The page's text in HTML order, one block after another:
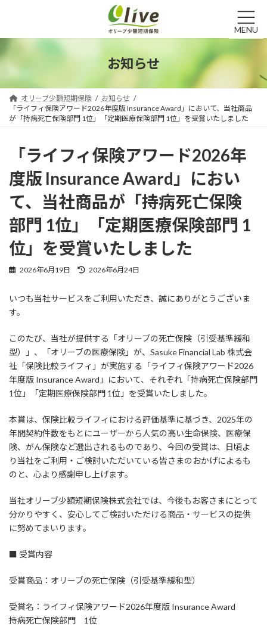
ン
ツ
キ
ー
シ
に
お知らせ
オリーブ少額短期保険
お知らせ
「ライフィ保険アワード2026年度版 Insurance Award」において、当社商品
が「持病死亡保険部門 1位」「定期医療保険部門 1位」を受賞いたしました
「ライフィ保険アワード2026年
度版 Insurance Award」におい
て、当社商品が「持病死亡保険
部門 1位」「定期医療保険部門 1
位」を受賞いたしました
2026年6月19日
最
新
:
2026年6月24日
いつも当社サービスをご利用いただき、誠にありがとうございま
す。
このたび、当社が提供する「オリーブの死亡保険（引受基準緩和
型）」、「オリーブの医療保険」が、Sasuke Financial Lab 株式会
社「保険比較ライフィ」が実施する「ライフィ保険アワード2026
年度版 Insurance Award」において、それぞれ「持病死亡保険部門
1位」「定期医療保険部門 1位」を受賞いたしました。
本賞は、保険比較ライフィにおける評価基準に基づき、2025年の
年間契約件数をもとにユーザーから人気の高い生命保険、医療保
険、がん保険など選出されるものであり、今回の受賞は、日頃よ
り当社をご利用・ご検討いただいている皆さまのおかげによるも
のと、心より感謝申し上げます。
当社オリーブ少額短期保険株式会社では、今後もお客さまにとって
分かりやすく、安心してご検討いただける商品・サービスの提供
に努めてまいります。
■ 受賞内容
受賞商品：オリーブの死亡保険（引受基準緩和型）
受賞名：ライフィ保険アワード2026年度版 Insurance Award
持病死亡保険部門 1位
MENU